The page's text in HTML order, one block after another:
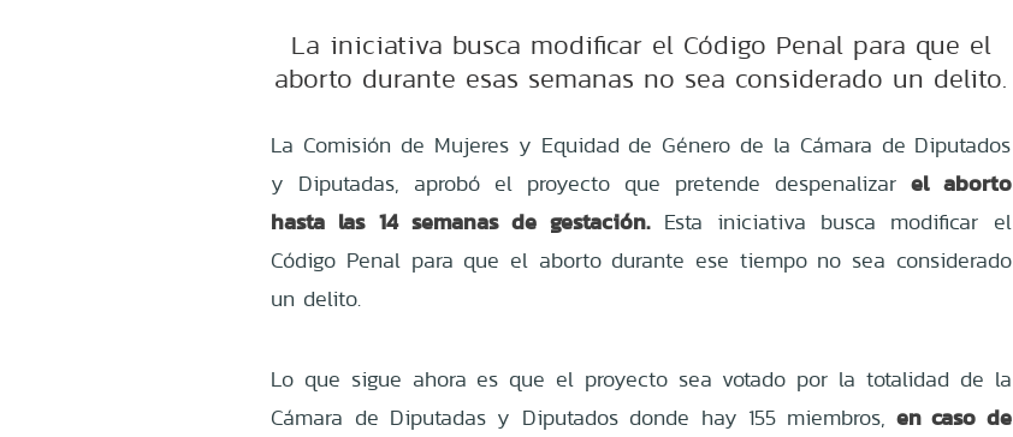
La iniciativa busca modificar el Código Penal para que el
aborto durante esas semanas no sea considerado un delito.
La Comisión de Mujeres y Equidad de Género de la Cámara de Diputados
y Diputadas, aprobó el proyecto que pretende despenalizarel aborto
hasta las 14 semanas de gestación.Esta iniciativa busca modificar el
Código Penal para que el aborto durante ese tiempo no sea considerado
un delito.
Lo que sigue ahora es que el proyecto sea votado por la totalidad de la
Cámara de Diputadas y Diputados donde hay 155 miembros, en caso de